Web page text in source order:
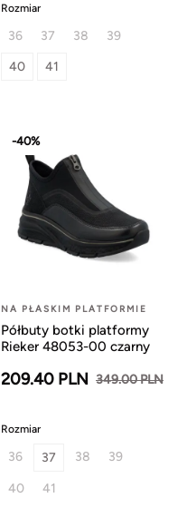
Rozmiar
36 37 38
39
40
41
-40%
NA PŁASKIM PLATFORMIE
Półbuty botki platformy
Rieker 48053-00 czarny
209.40 PLN 349.00 PLN
Rozmiar
36 37 38 39
40 41